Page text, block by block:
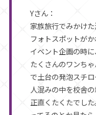
Yさん：
家族旅行でみかけ
フォトスポットが
イベント企画の時
たくさんのワンち
で土台の発泡スチ
人混みの中を校舎
正直くたくたでし